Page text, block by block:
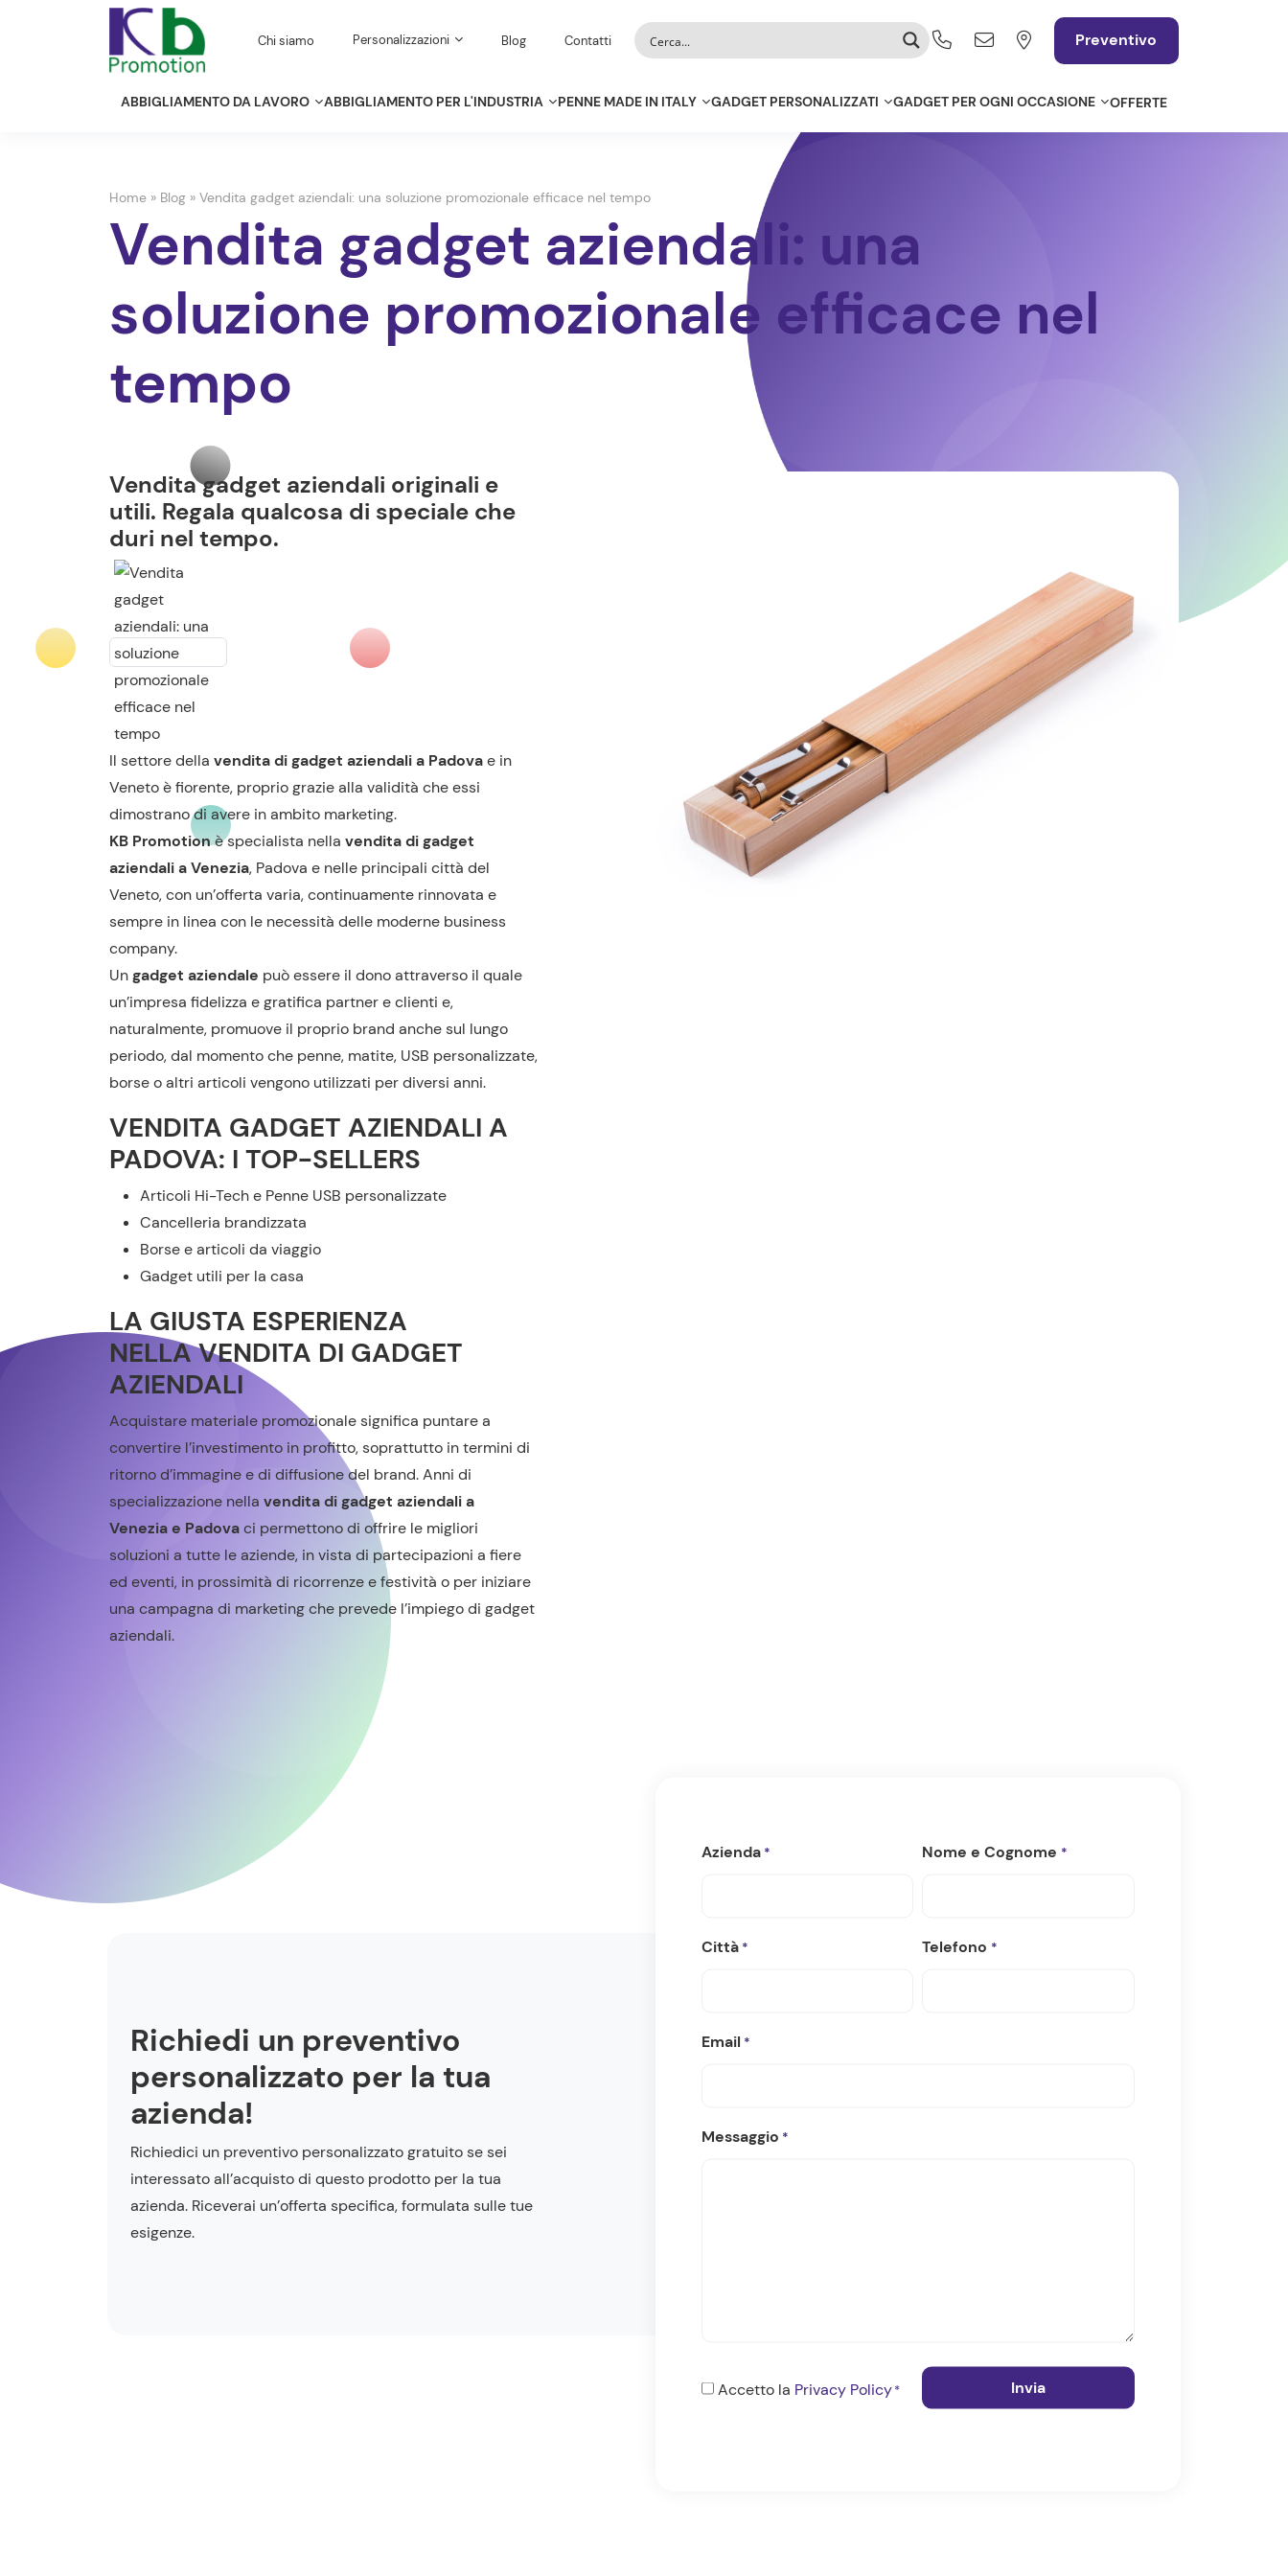
Chi siamo Personalizzazioni Blog Contatti Preventivo
ABBIGLIAMENTO DA LAVORO ABBIGLIAMENTO PER L'INDUSTRIA PENNE MADE IN ITALY GADGET PERSONALIZZATI GADGET PER OGNI OCCASIONE OFFERTE
Home » Blog » Vendita gadget aziendali: una soluzione promozionale efficace nel tempo
Vendita gadget aziendali: una
soluzione promozionale efficace nel
tempo
Vendita gadget aziendali originali e
utili. Regala qualcosa di speciale che
duri nel tempo.
Il settore della vendita di gadget aziendali a Padovae in
Veneto è fiorente, proprio grazie alla validità che essi
dimostrano di avere in ambito marketing.
KB Promotionè specialista nella vendita di gadget
aziendali a Venezia, Padova e nelle principali città del
Veneto, con un’offerta varia, continuamente rinnovata e
sempre in linea con le necessità delle moderne business
company.
Ungadget aziendale può essere il dono attraverso il quale
un’impresa fidelizza e gratifica partner e clienti e,
naturalmente, promuove il proprio brand anche sul lungo
periodo, dal momento che penne, matite, USB personalizzate,
borse o altri articoli vengono utilizzati per diversi anni.
VENDITA GADGET AZIENDALI A
PADOVA: I TOP-SELLERS
Articoli Hi-Tech e Penne USB personalizzate
Cancelleria brandizzata
Borse e articoli da viaggio
Gadget utili per la casa
LA GIUSTA ESPERIENZA
NELLAVENDITA DI GADGET
AZIENDALI
Acquistare materiale promozionale significa puntare a
convertire l’investimento in profitto, soprattutto in termini di
ritorno d’immagine e di diffusione del brand. Anni di
specializzazione nella vendita di gadget aziendali a
Venezia e Padovaci permettono di offrire le migliori
soluzioni a tutte le aziende, in vista di partecipazioni a fiere
ed eventi, in prossimità di ricorrenze e festività o per iniziare
una campagna di marketing che prevede l’impiego di gadget
aziendali.
Richiedi un preventivo
personalizzato per la tua
azienda!
Richiedici un preventivo personalizzato gratuito se sei
interessato all’acquisto di questo prodotto per la tua
azienda. Riceverai un’offerta specifica, formulata sulle tue
esigenze.
Azienda * Nome e Cognome *
Città * Telefono *
Email *
Messaggio *
Consenso
Accetto la Privacy Policy*